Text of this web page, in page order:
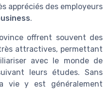
appréciés des employeurs
.
offrent souvent des
attractives, permettant
avec le monde de
leurs études. Sans
vie y est généralement